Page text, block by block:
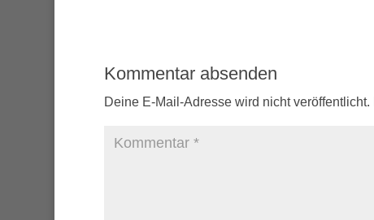
Kommentar absenden
Deine E-Mail-Adresse wird nicht veröffentlicht.